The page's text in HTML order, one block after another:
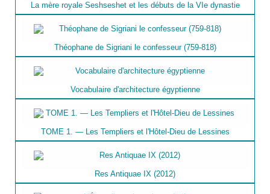
La mère royale Seshseshet et les débuts de la VIe dynastie
Théophane de Sigriani le confesseur (759-818)
Vocabulaire d'architecture égyptienne
TOME 1. — Les Templiers et l'Hôtel-Dieu de Lessines
Res Antiquae IX (2012)